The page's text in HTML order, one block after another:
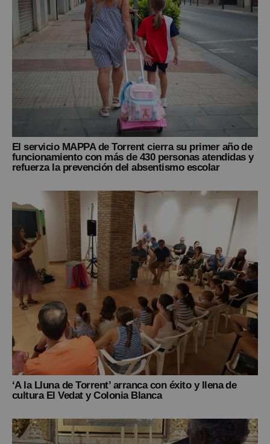
El servicio MAPPA de Torrent cierra su primer año de
funcionamiento con más de 430 personas atendidas y
refuerza la prevención del absentismo escolar
‘A la Lluna de Torrent’ arranca con éxito y llena de
cultura El Vedat y Colonia Blanca